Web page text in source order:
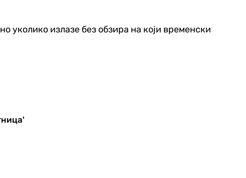
уколико излазе без обзира на који временски